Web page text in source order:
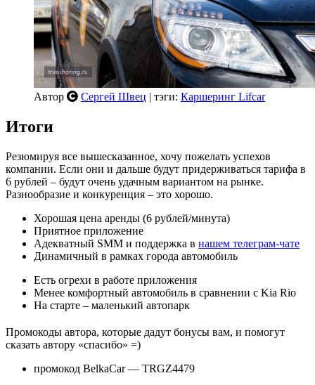
Автор Сергей Швец | тэги: Каршеринг Lifcar
Итоги
Резюмируя все вышесказанное, хочу пожелать успехов
компании. Если они и дальше будут придерживаться тарифа в
6 рублей – будут очень удачным вариантом на рынке.
Разнообразие и конкуренция – это хорошо.
Хорошая цена аренды (6 рублей/минута)
Приятное приложение
Адекватный SMM и поддержка в нашем телеграм-чате
Динамичный в рамках города автомобиль
Есть огрехи в работе приложения
Менее комфортный автомобиль в сравнении с Kia Rio
На старте – маленький автопарк
Промокоды автора, которые дадут бонусы вам, и помогут
сказать автору «спасибо» =)
промокод BelkaCar — TRGZ4479